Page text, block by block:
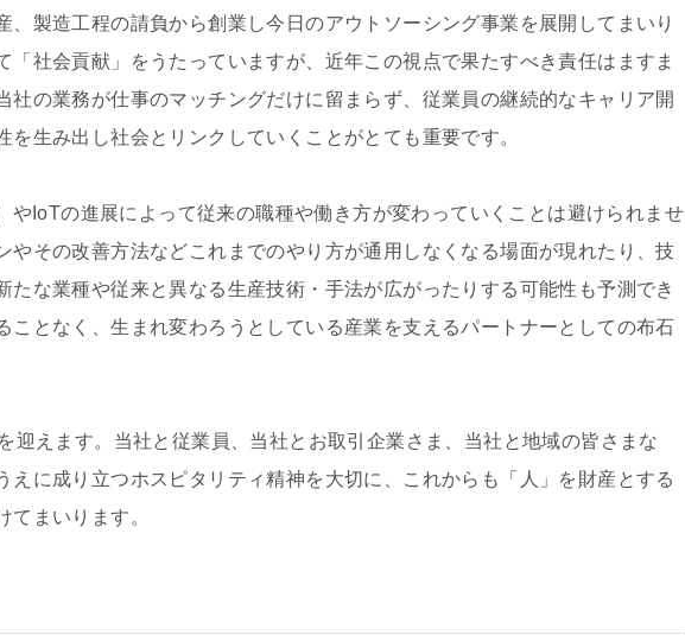
、製造工程の請負から創業し今日のアウトソーシング事業を展開してまいり
「社会貢献」をうたっていますが、近年この視点で果たすべき責任はますま
社の業務が仕事のマッチングだけに留まらず、従業員の継続的なキャリア開
を生み出し社会とリンクしていくことがとても重要です。
やIoTの進展によって従来の職種や働き方が変わっていくことは避けられませ
やその改善方法などこれまでのやり方が通用しなくなる場面が現れたり、技
たな業種や従来と異なる生産技術・手法が広がったりする可能性も予測でき
ことなく、生まれ変わろうとしている産業を支えるパートナーとしての布石
迎えます。当社と従業員、当社とお取引企業さま、当社と地域の皆さまな
えに成り立つホスピタリティ精神を大切に、これからも「人」を財産とする
てまいります。